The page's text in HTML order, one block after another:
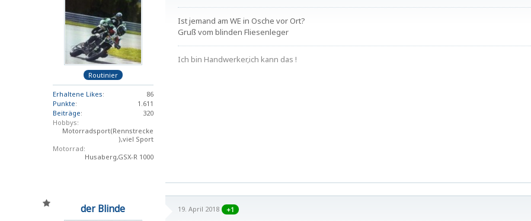
Routinier
Erhaltene Likes
86
Punkte
1.611
Beiträge
320
Hobbys
Motorradsport(Rennstrecke
),viel Sport
Motorrad
Husaberg,GSX-R 1000
Ist jemand am WE in Osche vor Ort?
Gruß vom blinden Fliesenleger
Ich bin Handwerker,ich kann das !
der Blinde 19. April 2018 +1